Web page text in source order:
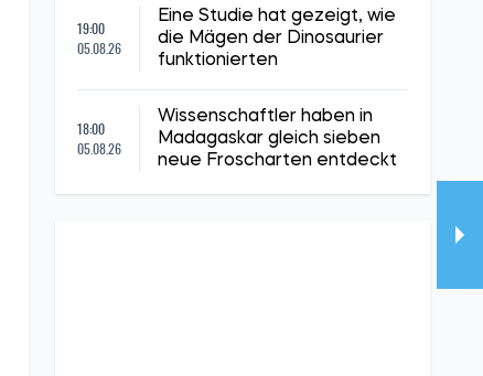
19:00
05.08.26
Eine Studie hat gezeigt, wie
die Mägen der Dinosaurier
funktionierten
18:00
05.08.26
Wissenschaftler haben in
Madagaskar gleich sieben
neue Froscharten entdeckt